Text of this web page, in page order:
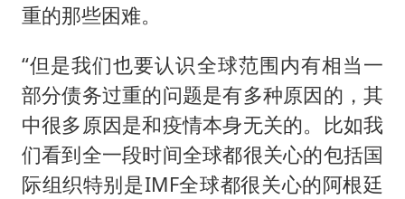
重的那些困难。
“但是我们也要认识全球范围内有相当一
部分债务过重的问题是有多种原因的，其
中很多原因是和疫情本身无关的。比如我
们看到全一段时间全球都很关心的包括国
际组织特别是IMF全球都很关心的阿根廷